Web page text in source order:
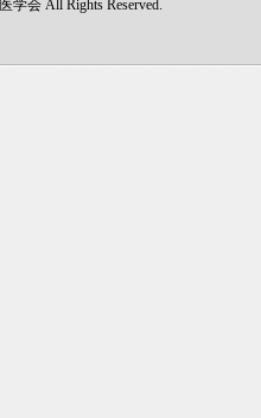
学会 All Rights Reserved.